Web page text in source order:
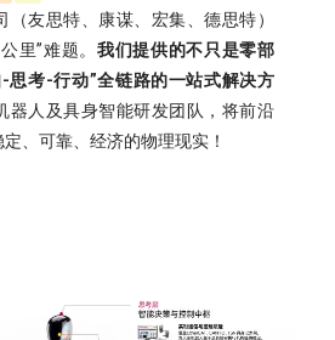
（友思特、康谋、宏集、德思特）
里”难题。 我们提供的不只是零部
思考-行动”全链路的一站式解决方
器人及具身智能研发团队，将前沿
、可靠、经济的物理现实！